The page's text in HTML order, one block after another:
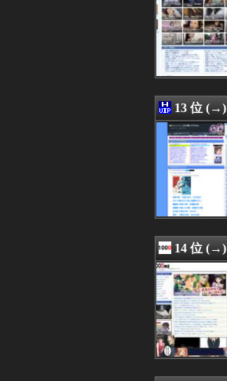
08/07 12:33
08/07 12:33
08/07 12:32
08/07 12:32
08/07 12:31
08/07 12:31
08/07 12:30
08/07 12:30
08/07 12:30
08/07 12:30
08/07 12:30
08/07 12:30
08/07 12:30
08/07 12:30
08/07 12:30
08/07 12:30
08/07 12:30
08/07 12:30
08/07 12:29
08/07 12:29
08/07 12:29
08/07 12:29
08/07 12:29
08/07 12:28
08/07 12:27
08/07 12:27
13 位 (→)
14 位 (→)